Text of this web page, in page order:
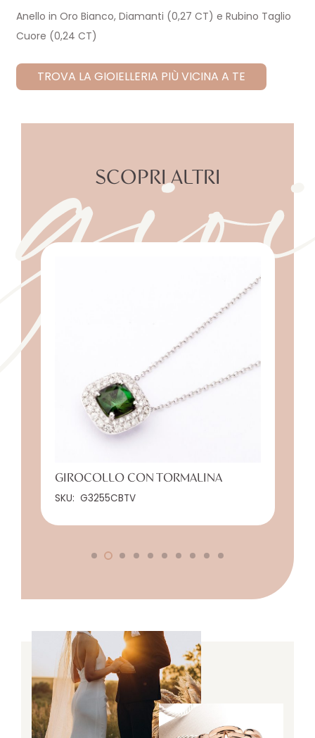
Anello in Oro Bianco, Diamanti (0,27 CT) e Rubino Taglio
Cuore (0,24 CT)
TROVA LA GIOIELLERIA PIÙ VICINA A TE
SCOPRI ALTRI
GIROCOLLO CON TORMALINA
SKU: G3255CBTV